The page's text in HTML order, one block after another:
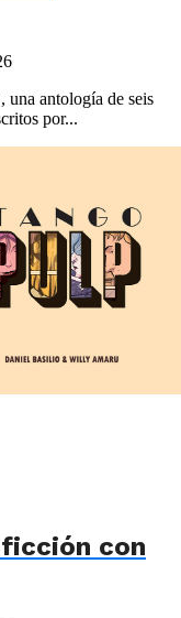
antología de seis
por...
con